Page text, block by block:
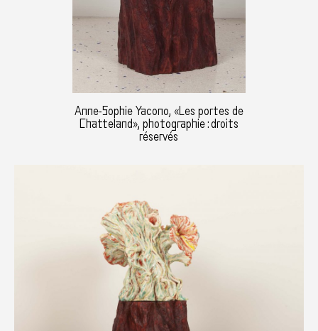
Anne-Sophie Yacono, «Les portes de
Chatteland», photographie : droits
réservés